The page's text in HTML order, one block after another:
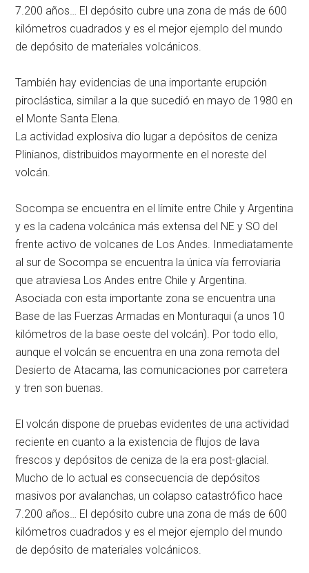
7.200 años… El depósito cubre una zona de más de 600
kilómetros cuadrados y es el mejor ejemplo del mundo
de depósito de materiales volcánicos.
También hay evidencias de una importante erupción
piroclástica, similar a la que sucedió en mayo de 1980 en
el Monte Santa Elena.
La actividad explosiva dio lugar a depósitos de ceniza
Plinianos, distribuidos mayormente en el noreste del
volcán.
Socompa se encuentra en el límite entre Chile y Argentina
y es la cadena volcánica más extensa del NE y SO del
frente activo de volcanes de Los Andes. Inmediatamente
al sur de Socompa se encuentra la única vía ferroviaria
que atraviesa Los Andes entre Chile y Argentina.
Asociada con esta importante zona se encuentra una
Base de las Fuerzas Armadas en Monturaqui (a unos 10
kilómetros de la base oeste del volcán). Por todo ello,
aunque el volcán se encuentra en una zona remota del
Desierto de Atacama, las comunicaciones por carretera
y tren son buenas.
El volcán dispone de pruebas evidentes de una actividad
reciente en cuanto a la existencia de flujos de lava
frescos y depósitos de ceniza de la era post-glacial.
Mucho de lo actual es consecuencia de depósitos
masivos por avalanchas, un colapso catastrófico hace
7.200 años… El depósito cubre una zona de más de 600
kilómetros cuadrados y es el mejor ejemplo del mundo
de depósito de materiales volcánicos.